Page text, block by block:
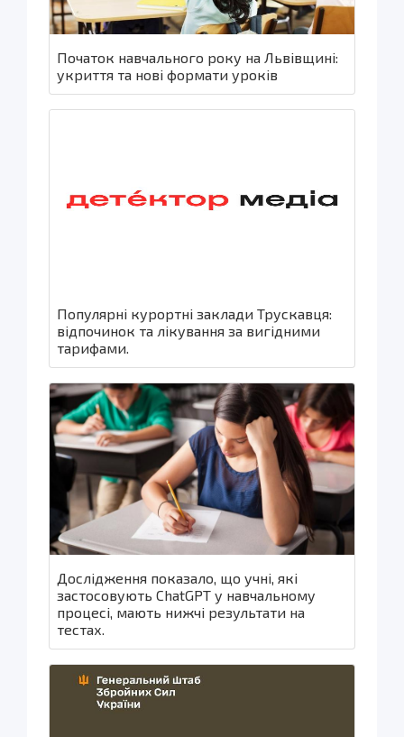
Початок навчального року на Львівщині:
укриття та нові формати уроків
Популярні курортні заклади Трускавця:
відпочинок та лікування за вигідними
тарифами.
Дослідження показало, що учні, які
застосовують ChatGPT у навчальному
процесі, мають нижчі результати на
тестах.